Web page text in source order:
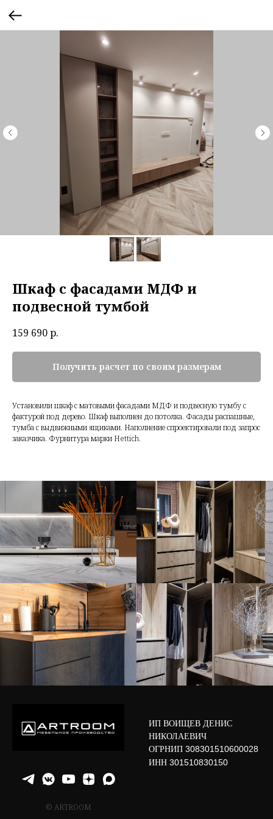
Шкаф с фасадами МДФ и
подвесной тумбой
159 690р.
Получить расчет по своим размерам
Установили шкаф с матовыми фасадами МДФ и подвесную тумбу с
фактурой под дерево. Шкаф выполнен до потолка. Фасады распашные,
тумба с выдвижными ящиками. Наполнение спроектировали под запрос
заказчика. Фурнитура марки Hettich.
© ARTROOM
ИП ВОИЩЕВ ДЕНИС
НИКОЛАЕВИЧ
ОГРНИП 308301510600028
ИНН 301510830150